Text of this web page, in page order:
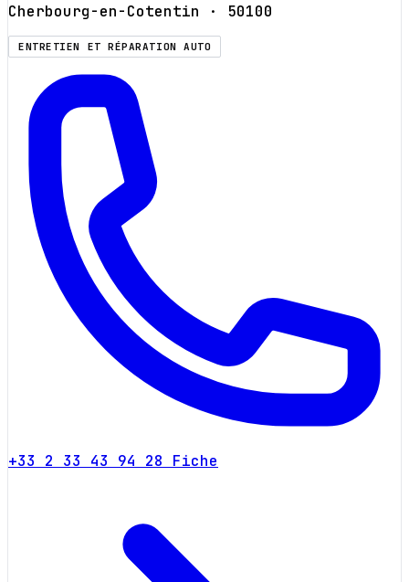
Cherbourg-en-Cotentin · 50100
ENTRETIEN ET RÉPARATION AUTO
+33 2 33 43 94 28 Fiche